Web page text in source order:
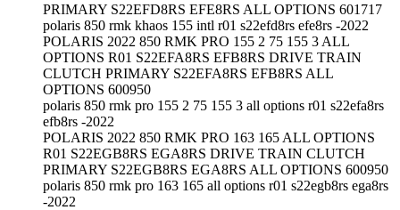
PRIMARY S22EFD8RS EFE8RS ALL OPTIONS 601717
polaris 850 rmk khaos 155 intl r01 s22efd8rs efe8rs -2022
POLARIS 2022 850 RMK PRO 155 2 75 155 3 ALL
OPTIONS R01 S22EFA8RS EFB8RS DRIVE TRAIN
CLUTCH PRIMARY S22EFA8RS EFB8RS ALL
OPTIONS 600950
polaris 850 rmk pro 155 2 75 155 3 all options r01 s22efa8rs
efb8rs -2022
POLARIS 2022 850 RMK PRO 163 165 ALL OPTIONS
R01 S22EGB8RS EGA8RS DRIVE TRAIN CLUTCH
PRIMARY S22EGB8RS EGA8RS ALL OPTIONS 600950
polaris 850 rmk pro 163 165 all options r01 s22egb8rs ega8rs
-2022